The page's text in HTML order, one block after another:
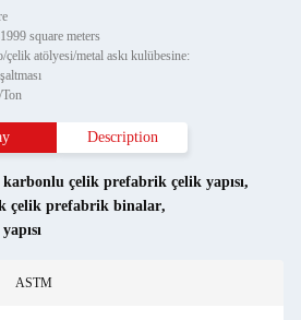
square meters
atölyesi/metal askı kulübesine:
Description
çelik prefabrik çelik yapısı,
çelik prefabrik binalar,
ASTM